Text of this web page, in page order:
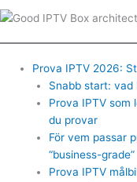
Prova IPTV 2026:
Snabb start:
Prova IPTV som
du provar
För vem passar
“business-
Prova IPTV